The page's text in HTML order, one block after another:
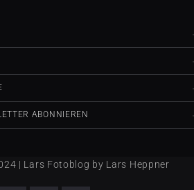
ABONNIEREN
| Lars Fotoblog by Lars Heppner